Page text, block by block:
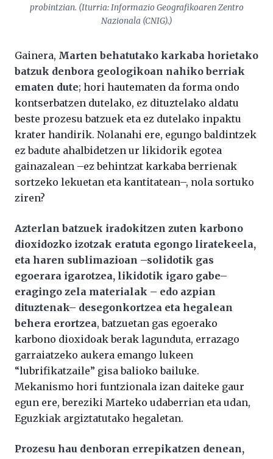
probintzian. (Iturria: Informazio Geografikoaren Zentro
Nazionala (CNIG).)
Gainera, Marten behatutako karkaba horietako
batzuk denbora geologikoan nahiko berriak
ematen dute; hori hautematen da forma ondo
kontserbatzen dutelako, ez dituztelako aldatu
beste prozesu batzuek eta ez dutelako inpaktu
krater handirik. Nolanahi ere, egungo baldintzek
ez badute ahalbidetzen ur likidorik egotea
gainazalean –ez behintzat karkaba berrienak
sortzeko lekuetan eta kantitatean–, nola sortuko
ziren?
Azterlan batzuek iradokitzen zuten karbono
dioxidozko izotzak eratuta egongo liratekeela,
eta haren sublimazioan –solidotik gas
egoerara igarotzea, likidotik igaro gabe–
eragingo zela materialak – edo azpian
dituztenak– desegonkortzea eta hegalean
behera erortzea, batzuetan gas egoerako
karbono dioxidoak berak lagunduta, errazago
garraiatzeko aukera emango lukeen
“lubrifikatzaile” gisa balioko bailuke.
Mekanismo hori funtzionala izan daiteke gaur
egun ere, bereziki Marteko udaberrian eta udan,
Eguzkiak argiztatutako hegaletan.
Prozesu hau denboran errepikatzen denean,